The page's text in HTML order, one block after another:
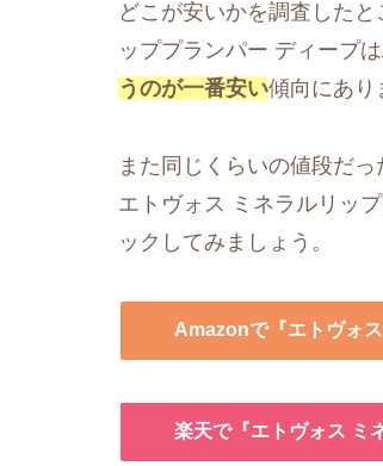
どこが安いかを調査した
ッププランパー ディープ
うのが一番安い傾向にあり
また同じくらいの値段だ
エトヴォス ミネラルリッ
ックしてみましょう。
Amazonで『エトヴォ
楽天で『エトヴォス ミ